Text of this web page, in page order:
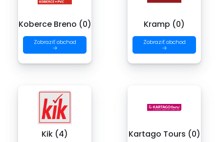
Koberce Breno (0)
Zobraziť obchod
→
Kramp (0)
Zobraziť obchod
→
Kik (4) Kartago Tours (0)